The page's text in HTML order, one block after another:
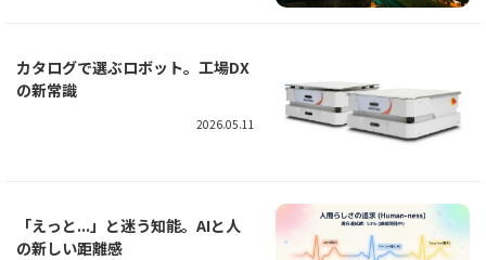
カタログで選ぶロボット。工場DX
の新常識
2026.05.11
「えっと...」と迷う知能。AIと人
の新しい距離感